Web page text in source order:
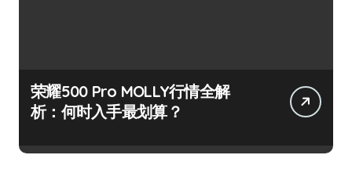
荣耀500 Pro MOLLY行情全解
析：何时入手最划算？